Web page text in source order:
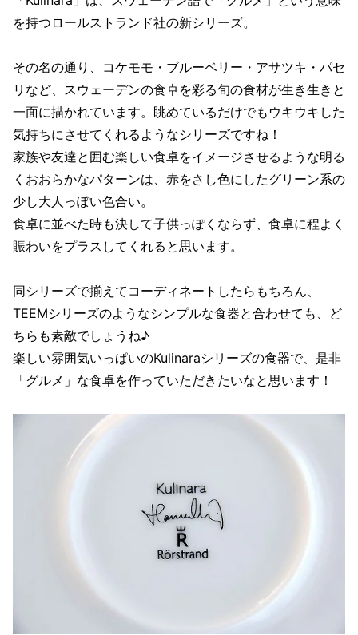
を持つロールストランド社の新シリーズ。
その名の通り、コケモモ・ブルーベリー・アサツキ・パセ
リなど、スウェーデンの食卓を彩る旬の食材が生き生きと
一面に描かれています。眺めているだけでもウキウキした
気持ちにさせてくれるようなシリーズですね！
家族や友達と囲む楽しい食卓をイメージさせるような明る
くおおらかなパターンは、赤をさし色にしたグリーン系の
少し大人っぽい色合い。
食卓に並べた時も決して子供っぽくならず、食卓に程よく
賑わいをプラスしてくれると思います。
同シリーズで揃えてコーディネートしたらもちろん、
TEEMシリーズのようなシンプルな食器と合わせても、ど
ちらも素敵でしょうね♪
楽しい雰囲気いっぱいのKulinaraシリーズの食器で、是非
「グルメ」な食卓を作っていただきたいなと思います！